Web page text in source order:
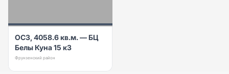
ОСЗ, 4058.6 кв.м. — БЦ
Белы Куна 15 к3
Фрунзенский район